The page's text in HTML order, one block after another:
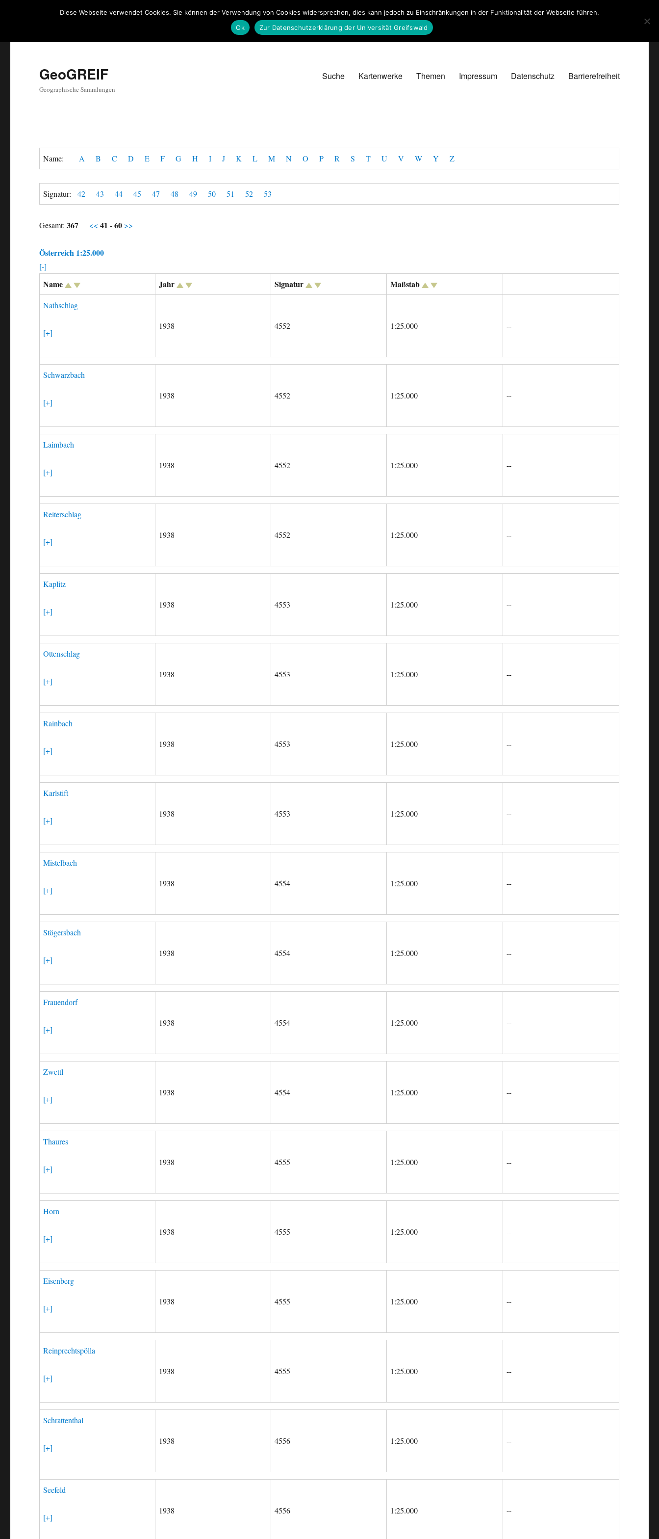
GeoGREIF
Geographische Sammlungen
Suche Kartenwerke Themen Impressum Datenschutz Barrierefreiheit
Name: A B C D E F G H I J K L M N O P R S T U V W Y Z
Signatur:42 43 44 45 47 48 49 50 51 52 53
Gesamt:367 <<41 - 60 >>
Österreich 1:25.000
[-]
Name Jahr Signatur Maßstab
Nathschlag
[+]
1938 4552 1:25.000 --
Schwarzbach
[+]
1938 4552 1:25.000 --
Laimbach
[+]
1938 4552 1:25.000 --
Reiterschlag
[+]
1938 4552 1:25.000 --
Kaplitz
[+]
1938 4553 1:25.000 --
Ottenschlag
[+]
1938 4553 1:25.000 --
Rainbach
[+]
1938 4553 1:25.000 --
Karlstift
[+]
1938 4553 1:25.000 --
Mistelbach
[+]
1938 4554 1:25.000 --
Stögersbach
[+]
1938 4554 1:25.000 --
Frauendorf
[+]
1938 4554 1:25.000 --
Zwettl
[+]
1938 4554 1:25.000 --
Thaures
[+]
1938 4555 1:25.000 --
Horn
[+]
1938 4555 1:25.000 --
Eisenberg
[+]
1938 4555 1:25.000 --
Reinprechtspölla
[+]
1938 4555 1:25.000 --
Schrattenthal
[+]
1938 4556 1:25.000 --
Seefeld
[+]
1938 4556 1:25.000 --
Diese Webseite verwendet Cookies. Sie können der Verwendung von Cookies widersprechen, dies kann jedoch zu Einschränkungen in der Funktionalität der Webseite führen.
Ok
Zur Datenschutzerklärung der Universität Greifswald